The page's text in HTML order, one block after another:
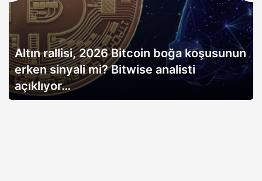
Altın rallisi, 2026 Bitcoin boğa koşusunun
erken sinyali mi? Bitwise analisti
açıklıyor…